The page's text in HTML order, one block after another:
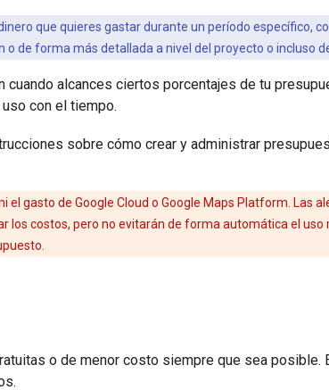
que quieres gastar durante un período específico,
de forma más detallada a nivel del proyecto o incluso
cuando alcances ciertos porcentajes de tu
con el tiempo.
sobre cómo crear y administrar
el gasto de Google Cloud o Google Maps Platform. Las
los costos, pero no evitarán de forma automática el uso
o de menor costo siempre que sea posible.